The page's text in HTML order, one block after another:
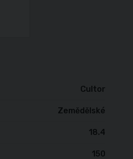
Cultor
Zemědělské
18.4
150